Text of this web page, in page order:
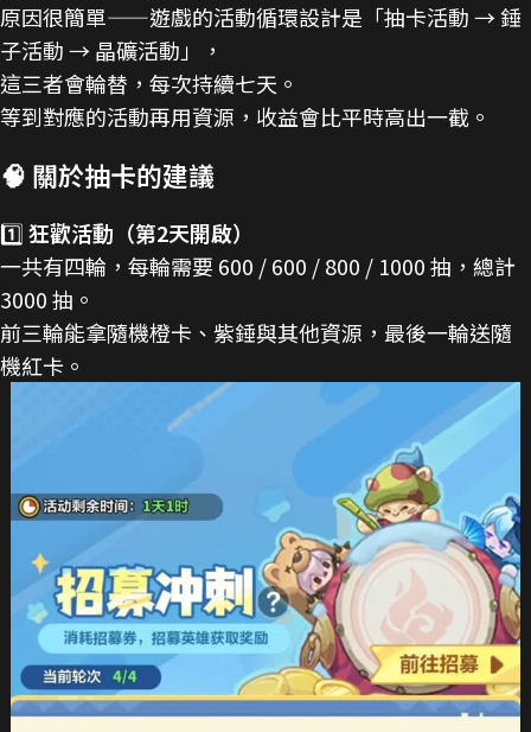
原因很簡單——遊戲的活動循環設計是「抽卡活動 → 錘
子活動 → 晶礦活動」，
這三者會輪替，每次持續七天。
等到對應的活動再用資源，收益會比平時高出一截。
🧠 關於抽卡的建議
1️⃣狂歡活動（第2天開啟）
一共有四輪，每輪需要 600 / 600 / 800 / 1000 抽，總計
3000 抽。
前三輪能拿隨機橙卡、紫錘與其他資源，最後一輪送隨
機紅卡。